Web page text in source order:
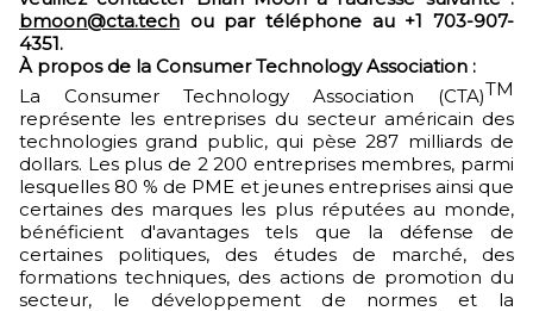
bmoon@cta.tech ou par téléphone au +1 703-907-
4351.
À propos de la Consumer Technology Association :
La Consumer Technology Association (CTA)TM
représente les entreprises du secteur américain des
technologies grand public, qui pèse 287 milliards de
dollars. Les plus de 2 200 entreprises membres, parmi
lesquelles 80 % de PME et jeunes entreprises ainsi que
certaines des marques les plus réputées au monde,
bénéficient d'avantages tels que la défense de
certaines politiques, des études de marché, des
formations techniques, des actions de promotion du
secteur, le développement de normes et la